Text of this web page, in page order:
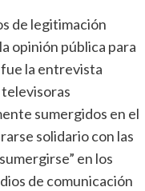
de legitimación
opinión pública para
la entrevista
sumergidos en el
solidario con las
en los
de comunicación